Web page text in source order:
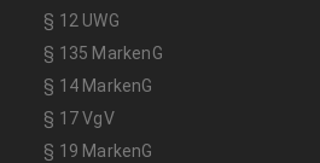
§ 12 UWG
§ 135 MarkenG
§ 14 MarkenG
§ 17 VgV
§ 19 MarkenG